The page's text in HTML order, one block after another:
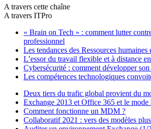
A travers cette chaîne
A travers ITPro
« Brain on Tech » : comment lutter
professionnel
Les tendances des Ressources humaines
L’essor du travail flexible et à distance
Cybersécurité : comment développer
Les compétences technologiques
Deux tiers du trafic global provient du
Exchange 2013 et Office 365 et le mode
Comment fonctionne un MDM ?
Collaboratif 2021 : vers des modèles